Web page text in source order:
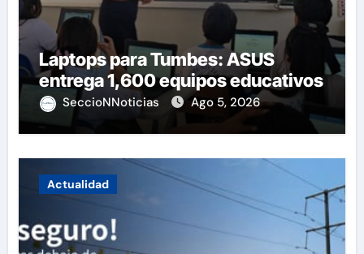
Laptops para Tumbes: ASUS
entrega 1,600 equipos educativos
SeccioNNoticias Ago 5, 2026
Actualidad